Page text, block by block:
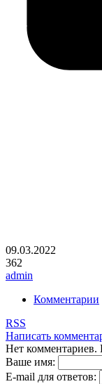
09.03.2022
362
admin
Комментарии
RSS
Написать
Нет
Ваше имя:
E-mail для ответов: